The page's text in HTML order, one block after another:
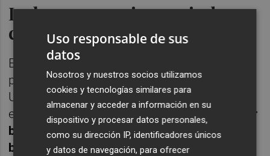
La banca americana rinde
cuentas
El analista también destaca el inicio de la
publicación de resultados en Estados
Unidos con los principales bancos
estadounidense.
JPMorgan Chase, el mayor
banco del país por activos, ha reportado un
beneficio neto de 12.622 millones de
Uso responsable de sus
datos
Nosotros y nuestros socios utilizamos
cookies y tecnologías similares para
almacenar y acceder a información en su
dispositivo y procesar datos personales,
como su dirección IP, identificadores únicos
y datos de navegación, para ofrecer